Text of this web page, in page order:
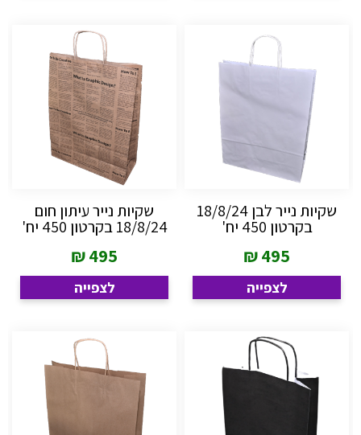
שקיות נייר לבן 18/8/24
בקרטון 450 יח'
495
₪
לצפייה
שקיות נייר עיתון חום
18/8/24 בקרטון 450 יח'
495
₪
לצפייה